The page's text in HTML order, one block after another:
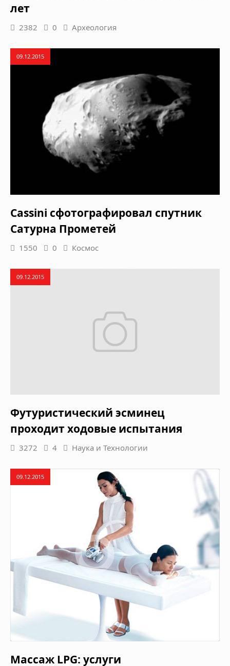
лет
2382 0 Археология
09.12.2015
Cassini сфотографировал спутник
Сатурна Прометей
1550 0 Космос
09.12.2015
Футуристический эсминец
проходит ходовые испытания
3272 4 Наука и Технологии
09.12.2015
Массаж LPG: услуги